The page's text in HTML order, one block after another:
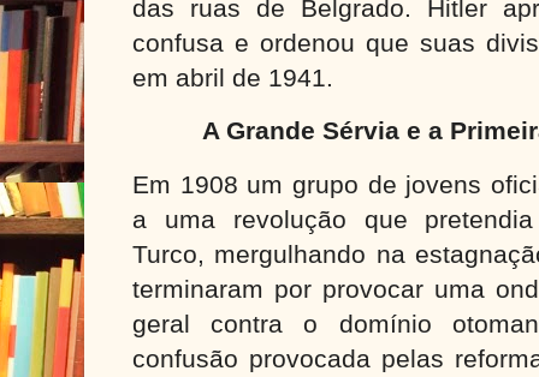
das ruas de Belgrado. Hitler
confusa e ordenou que suas
em abril de 1941.
A Grande Sérvia e a
Em 1908 um grupo de jovens
a uma revolução que
Turco, mergulhando na
terminaram por provocar uma
geral contra o domínio
confusão provocada pelas